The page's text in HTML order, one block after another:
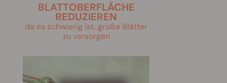
BLATTOBERFLÄCHE
REDUZIEREN
da es schwierig ist, große Blätter
zu versorgen